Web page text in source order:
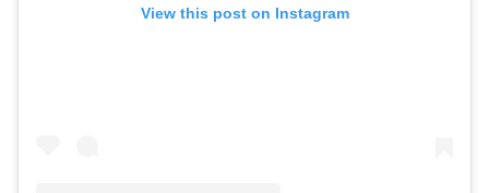
View this post on Instagram